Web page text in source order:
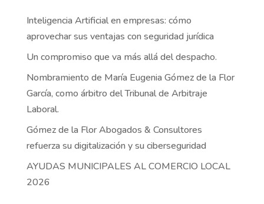
Inteligencia Artificial en empresas: cómo
aprovechar sus ventajas con seguridad jurídica
Un compromiso que va más allá del despacho.
Nombramiento de María Eugenia Gómez de la Flor
García, como árbitro del Tribunal de Arbitraje
Laboral.
Gómez de la Flor Abogados & Consultores
refuerza su digitalización y su ciberseguridad
AYUDAS MUNICIPALES AL COMERCIO LOCAL
2026